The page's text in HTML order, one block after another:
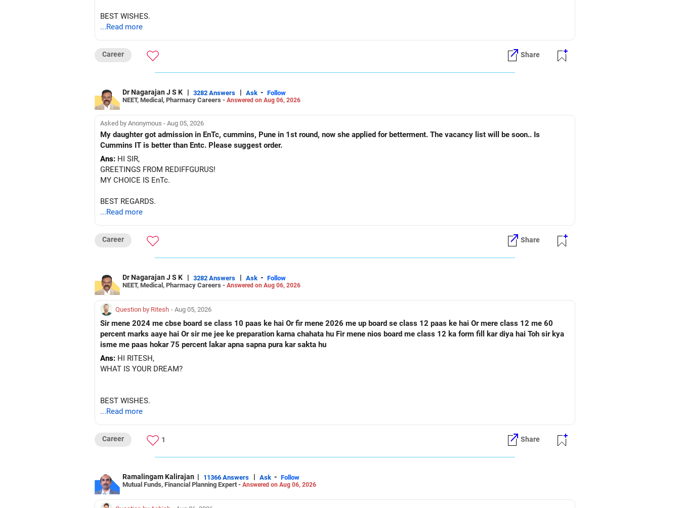
BEST WISHES.
...Read more
Career Share
Dr Nagarajan J S K | 3282 Answers | Ask - Follow
NEET, Medical, Pharmacy Careers - Answered on Aug 06, 2026
Asked by Anonymous - Aug 05, 2026
My daughter got admission in EnTc, cummins, Pune in 1st round, now she applied for betterment. The vacancy list will be soon.. Is
Cummins IT is better than Entc. Please suggest order.
Ans: HI SIR,
GREETINGS FROM REDIFFGURUS!
MY CHOICE IS EnTc.
BEST REGARDS.
...Read more
Career Share
Dr Nagarajan J S K | 3282 Answers | Ask - Follow
NEET, Medical, Pharmacy Careers - Answered on Aug 06, 2026
Question by Ritesh - Aug 05, 2026
Sir mene 2024 me cbse board se class 10 paas ke hai Or fir mene 2026 me up board se class 12 paas ke hai Or mere class 12 me 60
percent marks aaye hai Or sir me jee ke preparation karna chahata hu Fir mene nios board me class 12 ka form fill kar diya hai Toh sir kya
isme me paas hokar 75 percent lakar apna sapna pura kar sakta hu
Ans: HI RITESH,
WHAT IS YOUR DREAM?
BEST WISHES.
...Read more
Career 1 Share
Ramalingam Kalirajan | 11366 Answers | Ask - Follow
Mutual Funds, Financial Planning Expert - Answered on Aug 06, 2026